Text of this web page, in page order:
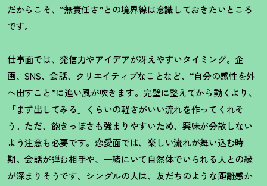
だからこそ、“無責任さ”との境界線は意識しておきたいところ
です。
仕事面では、発信力やアイデアが冴えやすいタイミング。企
画、SNS、会話、クリエイティブなことなど、“自分の感性を外
へ出すこと”に追い風が吹きます。完璧に整えてから動くより、
「まず出してみる」くらいの軽さがいい流れを作ってくれそ
う。ただ、飽きっぽさも強まりやすいため、興味が分散しない
よう注意も必要です。恋愛面では、楽しい流れが舞い込む時
期。会話が弾む相手や、一緒にいて自然体でいられる人との縁
が深まりそうです。シングルの人は、友だちのような距離感か